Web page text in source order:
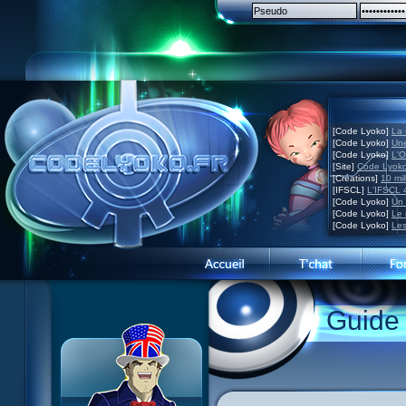
[Code Lyoko] La
[Code Lyoko]
[Code Lyoko]
[Site] Code
[Créations] 10
[IFSCL] L'IFSCL
[Code Lyoko] Un
[Code Lyoko] Le
[Code Lyoko]